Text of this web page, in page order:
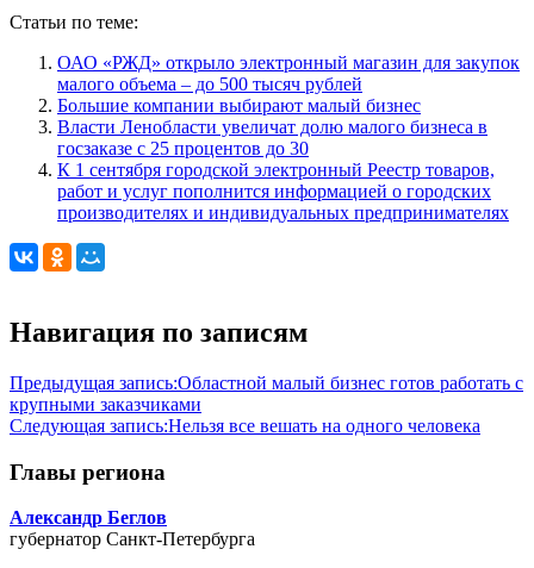
Статьи по теме:
ОАО «РЖД» открыло электронный магазин для закупок
малого объема – до 500 тысяч рублей
Большие компании выбирают малый бизнес
Власти Ленобласти увеличат долю малого бизнеса в
госзаказе с 25 процентов до 30
К 1 сентября городской электронный Реестр товаров,
работ и услуг пополнится информацией о городских
производителях и индивидуальных предпринимателях
Навигация по записям
Предыдущая запись:Областной малый бизнес готов работать с
крупными заказчиками
Следующая запись:Нельзя все вешать на одного человека
Главы региона
Александр Беглов
губернатор Санкт-Петербурга